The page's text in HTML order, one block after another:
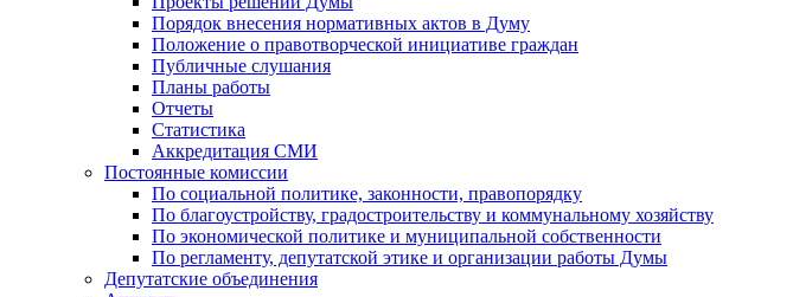
Порядок внесения нормативных актов в Думу
Положение о правотворческой инициативе граждан
Публичные слушания
Планы работы
Отчеты
Статистика
Аккредитация СМИ
Постоянные комиссии
По социальной политике, законности, правопорядку
По благоустройству, градостроительству и коммунальному хозяйству
По экономической политике и муниципальной собственности
По регламенту, депутатской этике и организации работы Думы
Депутатские объединения